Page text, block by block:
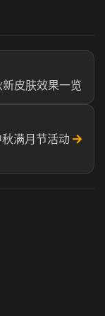
皮肤效果一览
满月节活动 →